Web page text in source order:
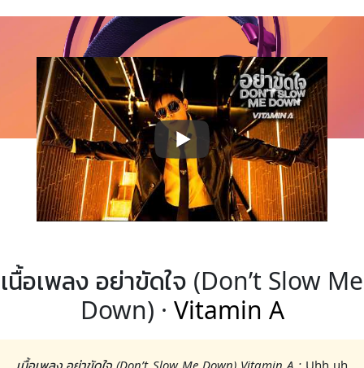
เนื้อเพลง อย่าขัดใจ (Don’t Slow Me
Down) · Vitamin A